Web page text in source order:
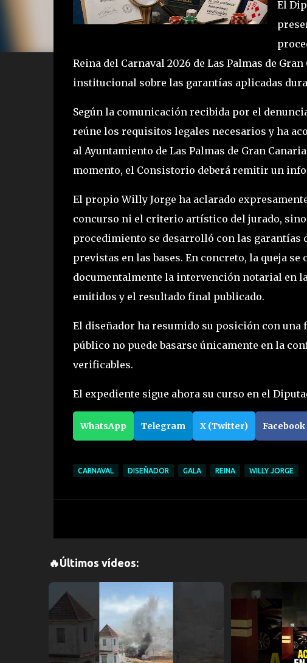
El
Reina del Carnaval 2026 de Las Palmas de
institucional sobre las garantías aplicadas
Según la comunicación recibida por el
reúne los requisitos legales necesarios y ha
al Ayuntamiento de Las Palmas de Gran
momento, el Consistorio deberá remitir un
El propio Willy Jorge ha aclarado
concurso ni el criterio artístico del jurado,
procedimiento se desarrolló con las
previstas en las bases. En concreto, la queja
documentalmente la intervención notarial en
emitidos y el resultado final publicado.
El diseñador ha resumido su posición con
público no puede basarse únicamente en la
verificables.
El expediente sigue ahora su curso en el
WhatsApp Telegram X (Twitter) Facebook
CARNAVAL DISEÑADOR GALA REINA WILLY JORGE
🔥Últimos vídeos: